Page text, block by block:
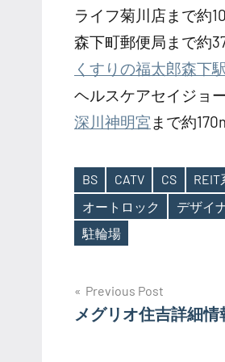
ライフ菊川店まで約
森下町郵便局まで約
くすりの福太郎森下
ヘルスケアセイジョ
深川神明宮 まで約
Tags
BS CATV CS
オートロック
デザイ
駐輪場
投
稿
Previous Post
メグリオ住吉詳細情